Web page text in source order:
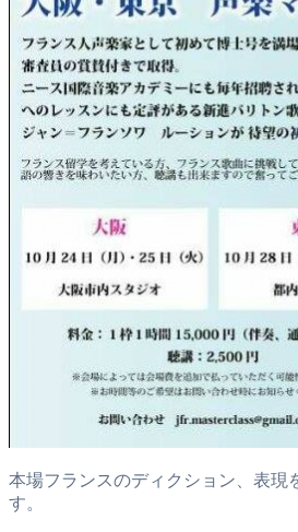
本場フランスのディクション、表現
す。